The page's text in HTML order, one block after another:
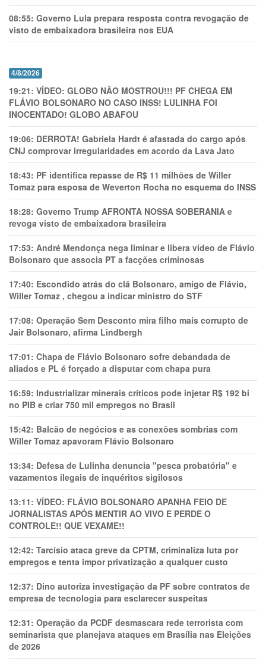
08:55: Governo Lula prepara resposta contra revogação de
visto de embaixadora brasileira nos EUA
4/8/2026
19:21: VÍDEO: GLOBO NÃO MOSTROU!!! PF CHEGA EM
FLÁVIO BOLSONARO NO CASO INSS! LULINHA FOI
INOCENTADO! GLOBO ABAFOU
19:06: DERROTA! Gabriela Hardt é afastada do cargo após
CNJ comprovar irregularidades em acordo da Lava Jato
18:43: PF identifica repasse de R$ 11 milhões de Willer
Tomaz para esposa de Weverton Rocha no esquema do INSS
18:28: Governo Trump AFRONTA NOSSA SOBERANIA e
revoga visto de embaixadora brasileira
17:53: André Mendonça nega liminar e libera vídeo de Flávio
Bolsonaro que associa PT a facções criminosas
17:40: Escondido atrás do clã Bolsonaro, amigo de Flávio,
Willer Tomaz , chegou a indicar ministro do STF
17:08: Operação Sem Desconto mira filho mais corrupto de
Jair Bolsonaro, afirma Lindbergh
17:01: Chapa de Flávio Bolsonaro sofre debandada de
aliados e PL é forçado a disputar com chapa pura
16:59: Industrializar minerais críticos pode injetar R$ 192 bi
no PIB e criar 750 mil empregos no Brasil
15:42: Balcão de negócios e as conexões sombrias com
Willer Tomaz apavoram Flávio Bolsonaro
13:34: Defesa de Lulinha denuncia "pesca probatória" e
vazamentos ilegais de inquéritos sigilosos
13:11: VÍDEO: FLÁVIO BOLSONARO APANHA FEIO DE
JORNALISTAS APÓS MENTIR AO VIVO E PERDE O
CONTROLE!! QUE VEXAME!!
12:42: Tarcísio ataca greve da CPTM, criminaliza luta por
empregos e tenta impor privatização a qualquer custo
12:37: Dino autoriza investigação da PF sobre contratos de
empresa de tecnologia para esclarecer suspeitas
12:31: Operação da PCDF desmascara rede terrorista com
seminarista que planejava ataques em Brasília nas Eleições
de 2026